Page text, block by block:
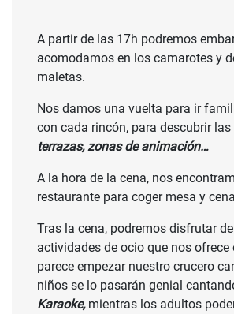
A partir de las 17h podremos
acomodamos en los camarotes y
maletas.
Nos damos una vuelta para ir
con cada rincón, para descubrir las
terrazas, zonas de animación…
A la hora de la cena, nos
restaurante para coger mesa y
Tras la cena, podremos disfrutar
actividades de ocio que nos ofrece
parece empezar nuestro crucero
niños se lo pasarán genial
Karaoke,mientras los adultos